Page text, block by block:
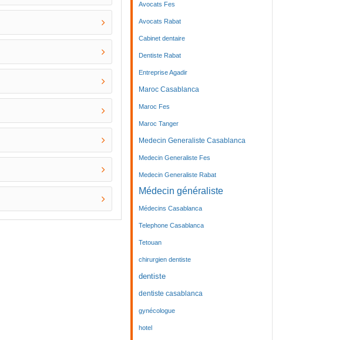
Avocats Fes
Avocats Rabat
Cabinet dentaire
Dentiste Rabat
Entreprise Agadir
Maroc Casablanca
Maroc Fes
Maroc Tanger
Medecin Generaliste Casablanca
Medecin Generaliste Fes
Medecin Generaliste Rabat
Médecin généraliste
Médecins Casablanca
Telephone Casablanca
Tetouan
chirurgien dentiste
dentiste
dentiste casablanca
gynécologue
hotel